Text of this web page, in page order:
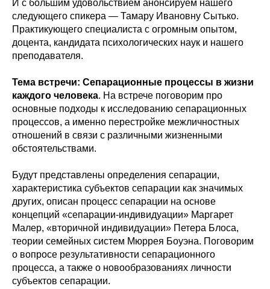
И с большим удовольствием анонсируем нашего
следующего спикера — Тамару Ивановну Сытько.
Практикующего специалиста с огромным опытом,
доцента, кандидата психологических наук и нашего
преподавателя.
Тема встречи: Сепарационные процессы в жизни
каждого человека. На встрече поговорим про
основные подходы к исследованию сепарационных
процессов, а именно перестройке межличностных
отношений в связи с различными жизненными
обстоятельствами.
Будут представлены определения сепарации,
характеристика субъектов сепарации как значимых
других, описан процесс сепарации на основе
концепций «сепарации-индивидуации» Маргарет
Малер, «вторичной индивидуации» Петера Блоса,
теории семейных систем Мюррея Боуэна. Поговорим
о вопросе результативности сепарационного
процесса, а также о новообразованиях личности
субъектов сепарации.